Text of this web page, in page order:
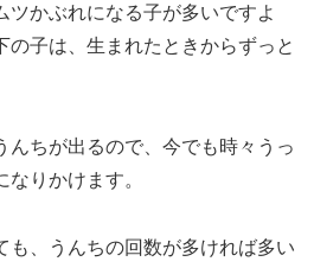
ツかぶれになる子が多いですよ
の子は、生まれたときからずっと
んちが出るので、今でも時々うっ
りかけます。
も、うんちの回数が多ければ多い